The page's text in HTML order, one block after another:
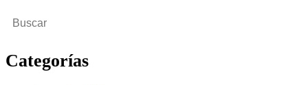
por:
Categorías